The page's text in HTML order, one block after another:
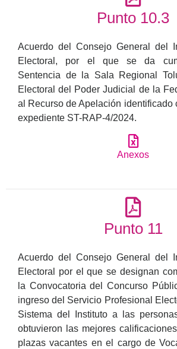
Punto 10.3
Acuerdo del Consejo General del
Electoral, por el que se da
Sentencia de la Sala Regional
Electoral del Poder Judicial de la
al Recurso de Apelación identificado
expediente ST-RAP-4/2024.
Anexos
Punto 11
Acuerdo del Consejo General del
Electoral por el que se designan
la Convocatoria del Concurso
ingreso del Servicio Profesional
Sistema del Instituto a las
obtuvieron las mejores
plazas vacantes en el cargo de